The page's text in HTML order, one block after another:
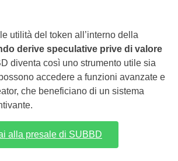
utilità del token all’interno della
derive speculative prive di valore
diventa così uno strumento utile sia
accedere a funzioni avanzate e
che beneficiano di un sistema
alla presale di SUBBD